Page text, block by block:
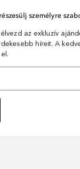
személyre
az exkluzív
híreit. A